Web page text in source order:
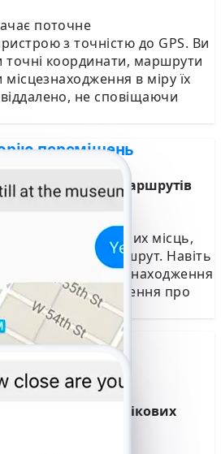
поточне
з точністю до GPS. Ви
точні координати, маршрути
місцезнаходження в міру їх
не сповіщаючи
переміщень
до минулих маршрутів
місць
всіх відвіданих місць,
пройдений маршрут. Навіть
дані про місцезнаходження
вам повне уявлення про
пристроїв
декількох облікових